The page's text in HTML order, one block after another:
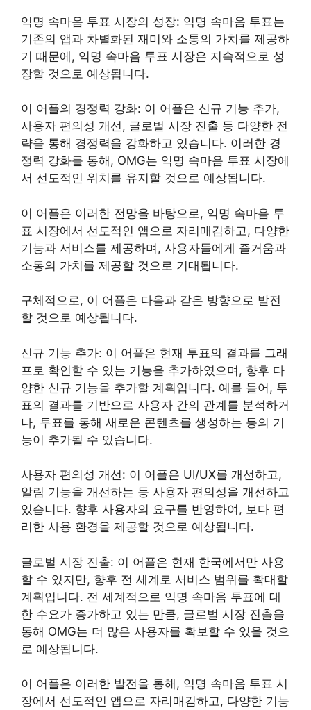
익명 속마음 투표 시장의 성장: 익명 속마음 투표는
기존의 앱과 차별화된 재미와 소통의 가치를 제공하
기 때문에, 익명 속마음 투표 시장은 지속적으로 성
장할 것으로 예상됩니다.
이 어플의 경쟁력 강화: 이 어플은 신규 기능 추가,
사용자 편의성 개선, 글로벌 시장 진출 등 다양한 전
략을 통해 경쟁력을 강화하고 있습니다. 이러한 경
쟁력 강화를 통해, OMG는 익명 속마음 투표 시장에
서 선도적인 위치를 유지할 것으로 예상됩니다.
이 어플은 이러한 전망을 바탕으로, 익명 속마음 투
표 시장에서 선도적인 앱으로 자리매김하고, 다양한
기능과 서비스를 제공하며, 사용자들에게 즐거움과
소통의 가치를 제공할 것으로 기대됩니다.
구체적으로, 이 어플은 다음과 같은 방향으로 발전
할 것으로 예상됩니다.
신규 기능 추가: 이 어플은 현재 투표의 결과를 그래
프로 확인할 수 있는 기능을 추가하였으며, 향후 다
양한 신규 기능을 추가할 계획입니다. 예를 들어, 투
표의 결과를 기반으로 사용자 간의 관계를 분석하거
나, 투표를 통해 새로운 콘텐츠를 생성하는 등의 기
능이 추가될 수 있습니다.
사용자 편의성 개선: 이 어플은 UI/UX를 개선하고,
알림 기능을 개선하는 등 사용자 편의성을 개선하고
있습니다. 향후 사용자의 요구를 반영하여, 보다 편
리한 사용 환경을 제공할 것으로 예상됩니다.
글로벌 시장 진출: 이 어플은 현재 한국에서만 사용
할 수 있지만, 향후 전 세계로 서비스 범위를 확대할
계획입니다. 전 세계적으로 익명 속마음 투표에 대
한 수요가 증가하고 있는 만큼, 글로벌 시장 진출을
통해 OMG는 더 많은 사용자를 확보할 수 있을 것으
로 예상됩니다.
이 어플은 이러한 발전을 통해, 익명 속마음 투표 시
장에서 선도적인 앱으로 자리매김하고, 다양한 기능